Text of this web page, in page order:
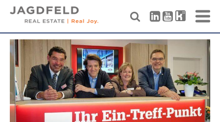
Skip
content